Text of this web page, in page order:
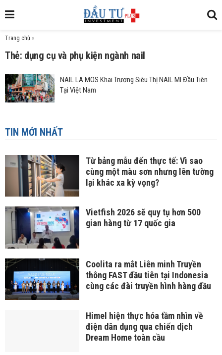
Trang chủ »
Thẻ: dụng cụ và phụ kiện ngành nail
NAIL LA MOS Khai Trương Siêu Thị NAIL MI Đầu Tiên
Tại Việt Nam
TIN MỚI NHẤT
Từ bảng mẫu đến thực tế: Vì sao
cùng một màu sơn nhưng lên tường
lại khác xa kỳ vọng?
Vietfish 2026 sẽ quy tụ hơn 500
gian hàng từ 17 quốc gia
Coolita ra mắt Liên minh Truyền
thông FAST đầu tiên tại Indonesia
cùng các đài truyền hình hàng đầu
Himel hiện thực hóa tầm nhìn về
điện dân dụng qua chiến dịch
Dream Home toàn cầu